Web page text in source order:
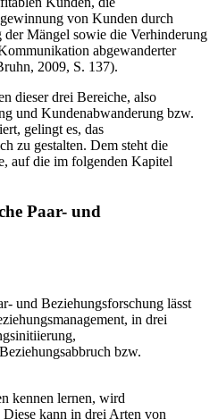
von Kunden durch
Mängel sowie die Verhinderung
abgewanderter
2009, S. 137).
dieser drei Bereiche, also
und Kundenabwanderung bzw.
gelingt es, das
zu gestalten. Dem steht die
auf die im folgenden Kapitel
Paar- und
und Beziehungsforschung lässt
in drei
bzw.
kennen lernen, wird
kann in drei Arten von